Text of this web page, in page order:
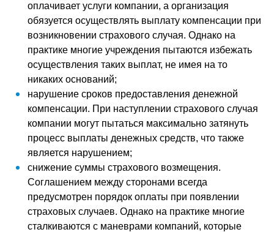
оплачивает услуги компании, а организация
обязуется осуществлять выплату компенсации при
возникновении страхового случая. Однако на
практике многие учреждения пытаются избежать
осуществления таких выплат, не имея на то
никаких оснований;
нарушение сроков предоставления денежной
компенсации. При наступлении страхового случая
компании могут пытаться максимально затянуть
процесс выплаты денежных средств, что также
является нарушением;
снижение суммы страхового возмещения.
Соглашением между сторонами всегда
предусмотрен порядок оплаты при появлении
страховых случаев. Однако на практике многие
сталкиваются с маневрами компаний, которые